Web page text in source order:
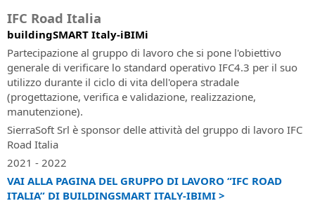
per
la
progettazione
idraulica
SierraSoft
Land
Studio
Software
BIM
per
il
utilizzo
delle
soluzioni
SierraSoft
Accelerator
di
consulenza
e
supporto
nell'implementazione
IFC Road Italia
buildingSMART Italy-iBIMi
Partecipazione al gruppo di lavoro che si pone l'obiettivo
generale di verificare lo standard operativo IFC4.3 per il suo
utilizzo durante il ciclo di vita dell'opera stradale
(progettazione, verifica e validazione, realizzazione,
manutenzione).
SierraSoft Srl è sponsor delle attività del gruppo di lavoro IFC
Road Italia
2021 - 2022
VAI ALLA PAGINA DEL GRUPPO DI LAVORO “IFC ROAD
ITALIA” DI BUILDINGSMART ITALY-IBIMI >